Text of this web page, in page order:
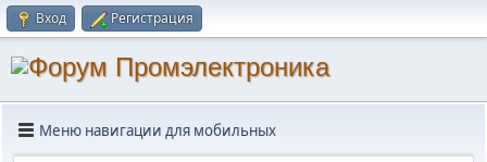
Вход Регистрация
Меню навигации для мобильных